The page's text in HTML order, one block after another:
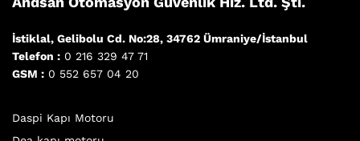
İstiklal, Gelibolu Cd. No:28, 34762 Ümraniye/İstanbul
Telefon : 0 216 329 47 71
GSM : 0 552 657 04 20
Daspi Kapı Motoru